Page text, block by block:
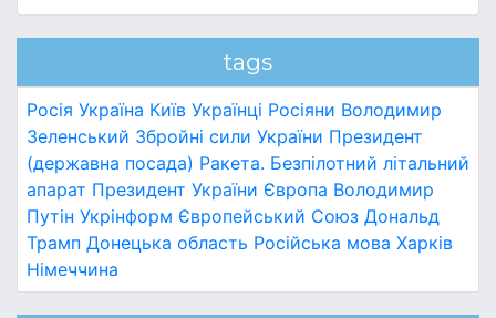
tags
Росія Україна Київ Українці Росіяни Володимир
Зеленський Збройні сили України Президент
(державна посада) Ракета. Безпілотний літальний
апарат Президент України Європа Володимир
Путін Укрінформ Європейський Союз Дональд
Трамп Донецька область Російська мова Харків
Німеччина